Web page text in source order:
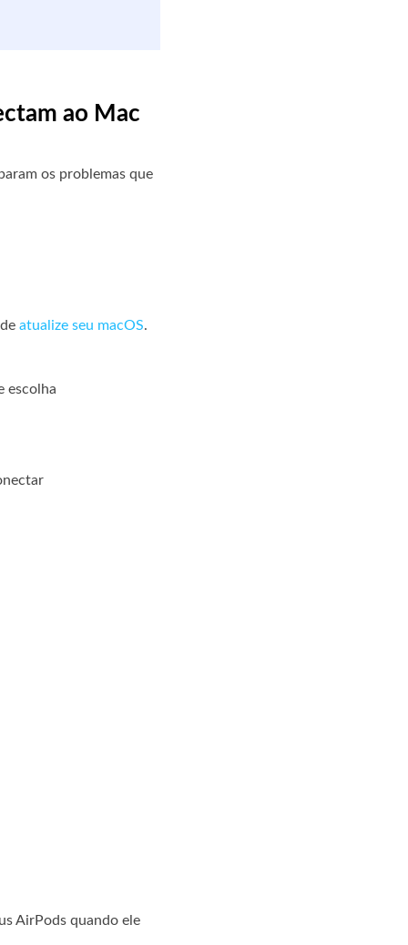
ao Mac
os problemas que
atualize seu macOS.
escolha
AirPods quando ele